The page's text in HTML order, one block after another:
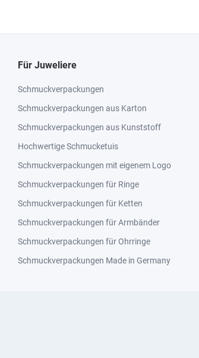
Für Juweliere
Schmuckverpackungen
Schmuckverpackungen aus Karton
Schmuckverpackungen aus Kunststoff
Hochwertige Schmucketuis
Schmuckverpackungen mit eigenem Logo
Schmuckverpackungen für Ringe
Schmuckverpackungen für Ketten
Schmuckverpackungen für Armbänder
Schmuckverpackungen für Ohrringe
Schmuckverpackungen Made in Germany